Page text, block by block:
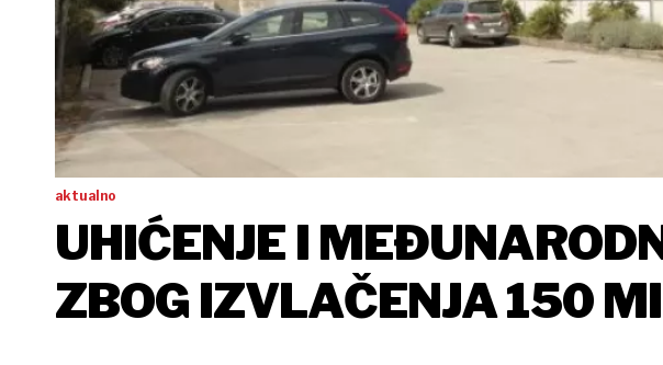
aktualno
UHIĆENJE I
ZBOG IZVLAČENJA 150